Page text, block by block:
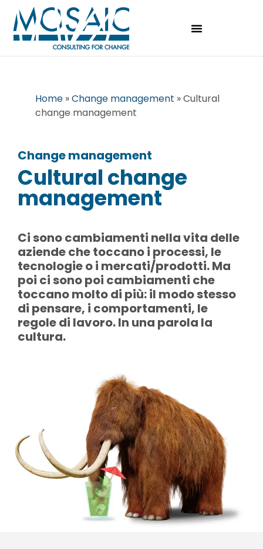
Home »Change management »Cultural
change management
Change management​
Cultural change
management​
Ci sono cambiamenti nella vita delle
aziende che toccano i processi, le
tecnologie o i mercati/prodotti. Ma
poi ci sono poi cambiamenti che
toccano molto di più: il modo stesso
di pensare, i comportamenti, le
regole di lavoro. In una parola la
cultura.